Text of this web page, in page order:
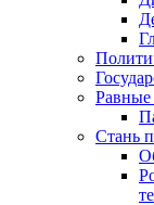
Равные
Стань